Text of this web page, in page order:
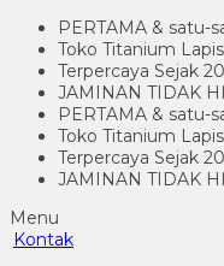
PERTAMA & satu-
Toko Titanium
Terpercaya Sejak
JAMINAN TIDAK
PERTAMA & satu-
Toko Titanium
Terpercaya Sejak
JAMINAN TIDAK
Menu
Kontak